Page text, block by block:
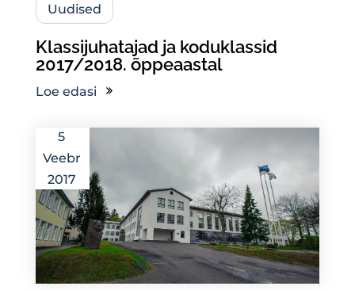
Uudised
Klassijuhatajad ja koduklassid
2017/2018. õppeaastal
Loe edasi
5
Veebr
2017